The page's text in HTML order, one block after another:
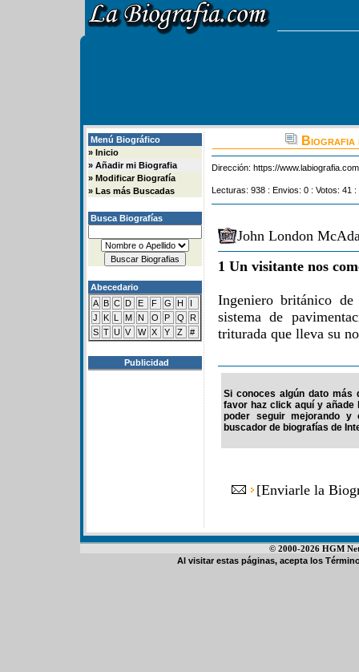
Menú Biográfico
» Inicio
» Añadir mi Biografia
» Modificar Biografía
» Las más Buscadas
Busca Biografías
Abecedario
A B C D E F G H
I
J
K L M N O P Q
R
S T U V W X Y Z #
Publicidad
Biografia
Dirección: https://
Lecturas: 938 : Envios: 0 : Votos: 41
John London
1 Un visitante nos
Ingeniero británico
sistema de
triturada que lleva su
Si conoces algún dato más
favor haz click aquí y
poder seguir mejorando y
buscador de biografías de
[Enviarle la
© 2000-2026 HGM
Al visitar estas páginas, acepta los